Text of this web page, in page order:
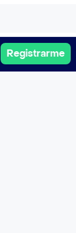
Registrarme